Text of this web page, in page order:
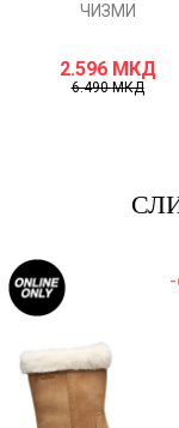
ЧИЗМИ
2.596 МКД
6.490МКД
-